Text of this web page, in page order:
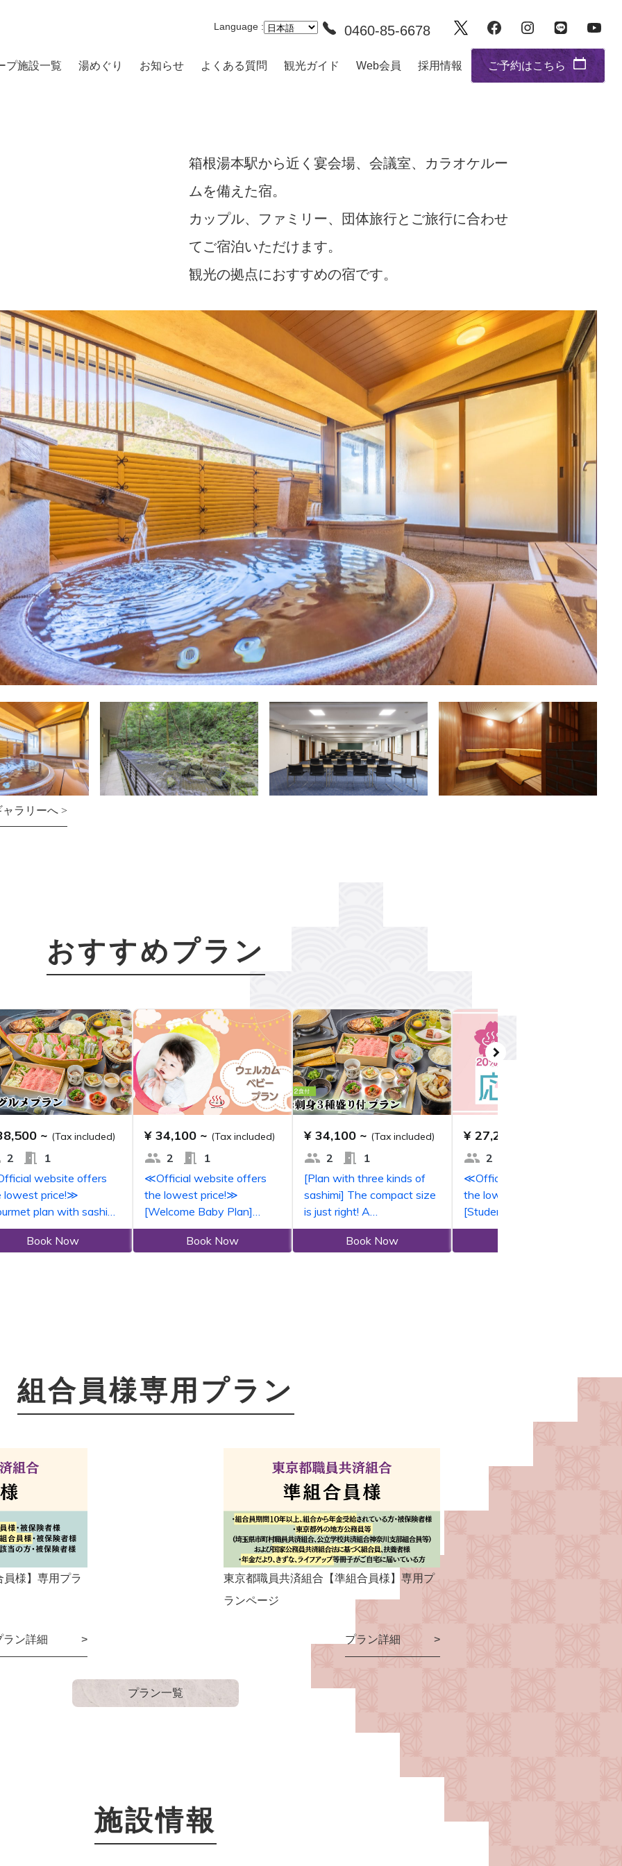
Language : 0460-85-6678
プ施設一覧 湯めぐり お知らせ よくある質問 観光ガイド Web会員 採用情報 ご予約はこちら
箱根湯本駅から近く宴会場、会議室、カラオケルー
ムを備えた宿。
カップル、ファミリー、団体旅行とご旅行に合わせ
てご宿泊いただけます。
観光の拠点におすすめの宿です。
ラリーへ >
おすすめプラン
組合員様専用プラン
様】専用プラ
ラン詳細 >
東京都職員共済組合【準組合員様】専用プ
ランページ
プラン詳細 >
プラン一覧
施設情報